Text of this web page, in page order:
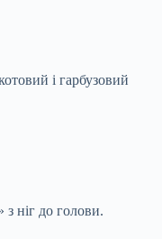
і гарбузовий
ніг до голови.